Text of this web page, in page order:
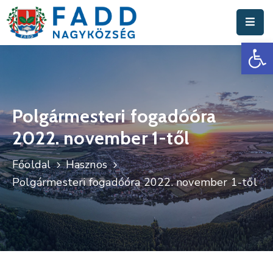
Hivatal
Fadd
Nagyközség
Turisztika
Választási
Információk
Események
Polgármesteri fogadóóra
2022. november 1-től
Főoldal
Hasznos
Polgármesteri fogadóóra 2022. november 1-től